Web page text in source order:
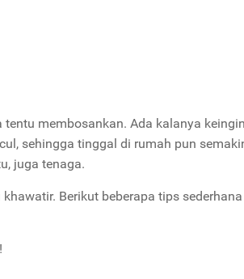
membosankan. Ada kalanya
sehingga tinggal di rumah pun
juga tenaga.
Berikut beberapa tips